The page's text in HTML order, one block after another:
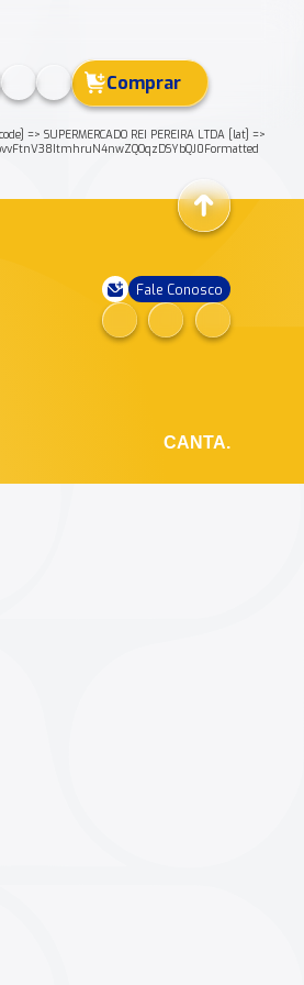
Comprar
=> SUPERMERCADO REI PEREIRA LTDA [lat] =>
Fale Conosco
CANTA.